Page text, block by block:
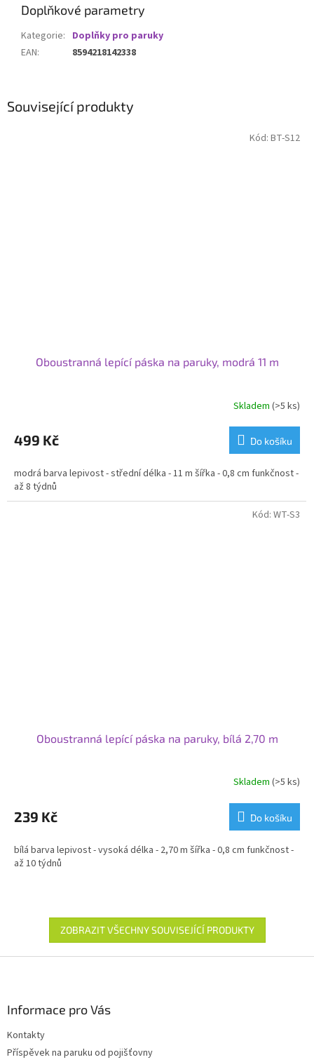
Související produkty
Oboustranná lepící páska na paruky, modrá 11 m
Skladem (>5 ks)
499 Kč Do košíku
modrá barva lepivost - střední délka - 11 m šířka - 0,8 cm funkčnost -
až 8 týdnů
Kód: BT-S12
Oboustranná lepící páska na paruky, bílá 2,70 m
Skladem (>5 ks)
239 Kč Do košíku
bílá barva lepivost - vysoká délka - 2,70 m šířka - 0,8 cm funkčnost -
až 10 týdnů
Kód: WT-S3
ZOBRAZIT VŠECHNY SOUVISEJÍCÍ PRODUKTY
Doplňkové parametry
Kategorie: Doplňky pro paruky
EAN: 8594218142338
Informace pro Vás
Kontakty
Příspěvek na paruku od pojišťovny